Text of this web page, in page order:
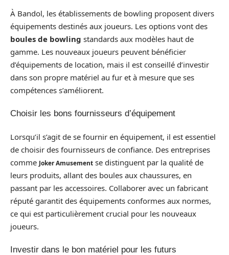
À Bandol, les établissements de bowling proposent divers
équipements destinés aux joueurs. Les options vont des
boules de bowling standards aux modèles haut de
gamme. Les nouveaux joueurs peuvent bénéficier
d’équipements de location, mais il est conseillé d’investir
dans son propre matériel au fur et à mesure que ses
compétences s’améliorent.
Choisir les bons fournisseurs d’équipement
Lorsqu’il s’agit de se fournir en équipement, il est essentiel
de choisir des fournisseurs de confiance. Des entreprises
comme Joker Amusement se distinguent par la qualité de
leurs produits, allant des boules aux chaussures, en
passant par les accessoires. Collaborer avec un fabricant
réputé garantit des équipements conformes aux normes,
ce qui est particulièrement crucial pour les nouveaux
joueurs.
Investir dans le bon matériel pour les futurs